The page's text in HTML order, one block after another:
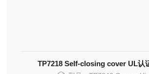
TP7218 Self-closing cover UL认